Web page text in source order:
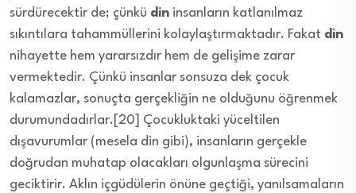
sürdürecektir de; çünkü din insanların katlanılmaz
sıkıntılara tahammüllerini kolaylaştırmaktadır. Fakat din
nihayette hem yararsızdır hem de gelişime zarar
vermektedir. Çünkü insanlar sonsuza dek çocuk
kalamazlar, sonuçta gerçekliğin ne olduğunu öğrenmek
durumundadırlar.[20] Çocukluktaki yüceltilen
dışavurumlar (mesela din gibi), insanların gerçekle
doğrudan muhatap olacakları olgunlaşma sürecini
geciktirir. Aklın içgüdülerin önüne geçtiği, yanılsamaların